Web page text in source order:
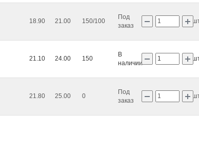
18.90 21.00 150/100
Под
заказ
21.10 24.00 150
В
наличии
21.80 25.00 0
Под
заказ